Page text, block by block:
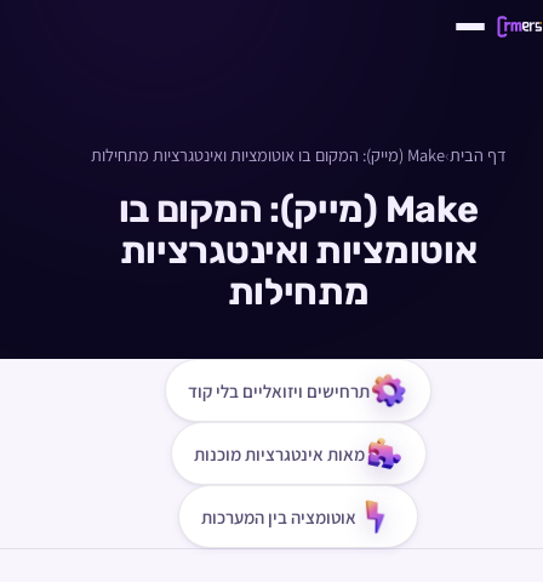
דף הבית›Make (מייק): המקום בו אוטומציות ואינטגרציות מתחילות
Make (מייק): המקום בו
אוטומציות ואינטגרציות
מתחילות
תרחישים ויזואליים בלי קוד
מאות אינטגרציות מוכנות
אוטומציה בין המערכות